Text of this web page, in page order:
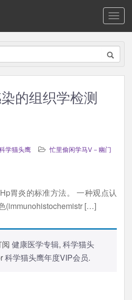
的组织学检测
学猫头鹰
忙里偷闲学马V－幽门
胃炎的标准方法。 一种观点认
(immunohistochemistr […]
健康医学专辑, 科学猫头
科学猫头鹰年度VIP会员.